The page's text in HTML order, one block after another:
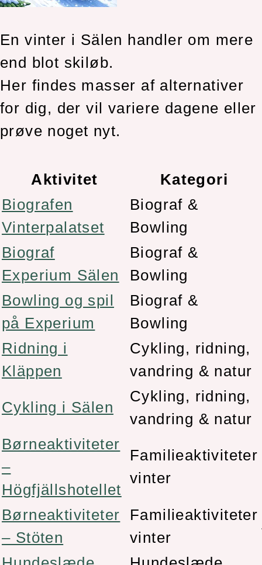
En vinter i Sälen handler om mere
end blot skiløb.
Her findes masser af alternativer
for dig, der vil variere dagene eller
prøve noget nyt.
Aktivitet
Kategori
Biografen
Vinterpalatset
Biograf &
Bowling
Biograf
Experium Sälen
Biograf &
Bowling
Bowling og spil
på Experium
Biograf &
Bowling
Ridning i
Kläppen
Cykling, ridning,
vandring & natur
Cykling i Sälen
Cykling, ridning,
vandring & natur
Børneaktiviteter
–
Högfjällshotellet
Familieaktiviteter
vinter
Børneaktiviteter
– Stöten
Familieaktiviteter
vinter